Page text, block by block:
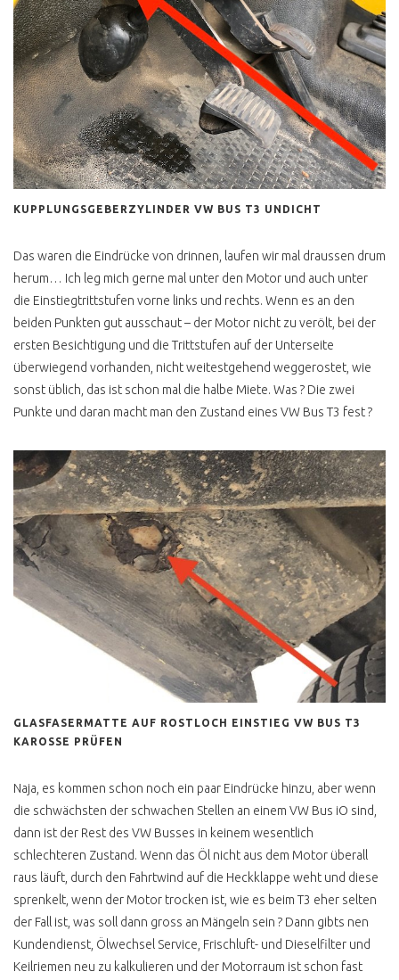
AUSLAND
T3 SYNCRO
KARDANWELLE
ROST & RESTAURATION
T3 KAROSSE SCHWEISSEN
?
T3 ROSTKUR NOCH GUT
ERHALTEN
B SÄULE RESTAURIEREN
T3 LACKIERUNG
T3 KONSERVIEREN MIT
MIKE SANDERS
UNTERBODENSCHUTZ
ABZOCKE T3
T3 TECHNISCHE
VERBESSERUNGEN
T3 1.9 TD, TDI
MOTORUMBAU
T3 BENZINER 2E ODER
ABK MOTOR
BOXER WBX RUCKELT
3 PUNKTGURTE HINTEN
NACHRÜSTEN
GEHEIMER TODSCHALTER
T3 GPS TRACKING
CO GASWARNER
SCHÄTZEISEN
KÜHLMITTELTEMPERATUR
ANZEIGE
ERGEBNIS
BUSCHECKER
KUPPLUNGSGEBERZYLINDER VW BUS T3 UNDICHT
Das waren die Eindrücke von drinnen, laufen wir mal draussen drum
herum… Ich leg mich gerne mal unter den Motor und auch unter
die Einstiegtrittstufen vorne links und rechts. Wenn es an den
beiden Punkten gut ausschaut – der Motor nicht zu verölt, bei der
ersten Besichtigung und die Trittstufen auf der Unterseite
überwiegend vorhanden, nicht weitestgehend weggerostet, wie
sonst üblich, das ist schon mal die halbe Miete. Was ? Die zwei
Punkte und daran macht man den Zustand eines VW Bus T3 fest ?
GLASFASERMATTE AUF ROSTLOCH EINSTIEG VW BUS T3
KAROSSE PRÜFEN
Naja, es kommen schon noch ein paar Eindrücke hinzu, aber wenn
die schwächsten der schwachen Stellen an einem VW Bus iO sind,
dann ist der Rest des VW Busses in keinem wesentlich
schlechteren Zustand. Wenn das Öl nicht aus dem Motor überall
raus läuft, durch den Fahrtwind auf die Heckklappe weht und diese
sprenkelt, wenn der Motor trocken ist, wie es beim T3 eher selten
der Fall ist, was soll dann gross an Mängeln sein ? Dann gibts nen
Kundendienst, Ölwechsel Service, Frischluft- und Dieselfilter und
Keilriemen neu zu kalkulieren und der Motorraum ist schon fast